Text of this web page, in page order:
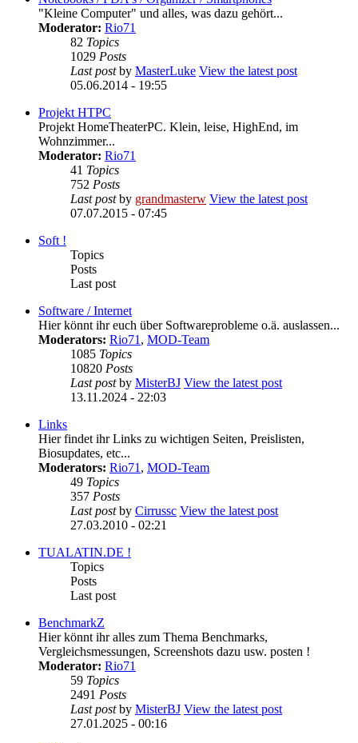
"Kleine Computer" und alles, was dazu gehört...
Moderator: Rio71
82 Topics
1029 Posts
Last postby MasterLuke View the latest post
05.06.2014 - 19:55
Projekt HTPC
Projekt HomeTheaterPC. Klein, leise, HighEnd, im
Wohnzimmer...
Moderator: Rio71
41 Topics
752 Posts
Last postby grandmasterw View the latest post
07.07.2015 - 07:45
Soft !
Topics
Posts
Last post
Software / Internet
Hier könnt ihr euch über Softwareprobleme o.ä. auslassen...
Moderators: Rio71, MOD-Team
1085 Topics
10820 Posts
Last postby MisterBJ View the latest post
13.11.2024 - 22:03
Links
Hier findet ihr Links zu wichtigen Seiten, Preislisten,
Biosupdates, etc...
Moderators: Rio71, MOD-Team
49 Topics
357 Posts
Last postby Cirrussc View the latest post
27.03.2010 - 02:21
TUALATIN.DE !
Topics
Posts
Last post
BenchmarkZ
Hier könnt ihr alles zum Thema Benchmarks,
Vergleichsmessungen, Screenshots dazu usw. posten !
Moderator: Rio71
59 Topics
2491 Posts
Last postby MisterBJ View the latest post
27.01.2025 - 00:16